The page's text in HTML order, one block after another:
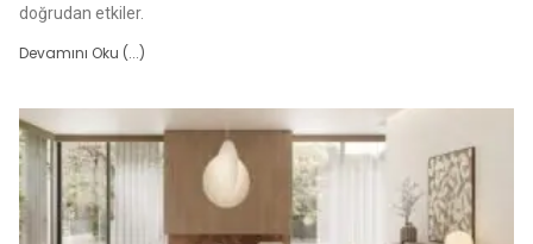
doğrudan etkiler.
Devamını Oku (...)